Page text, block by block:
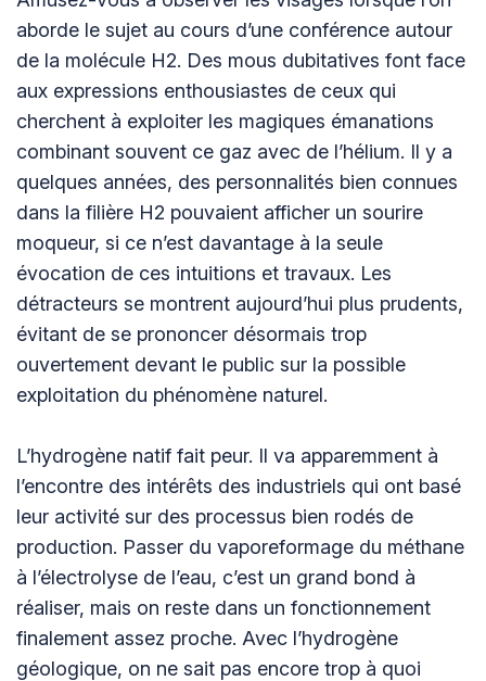
aborde le sujet au cours d’une conférence autour
de la molécule H2. Des mous dubitatives font face
aux expressions enthousiastes de ceux qui
cherchent à exploiter les magiques émanations
combinant souvent ce gaz avec de l’hélium. Il y a
quelques années, des personnalités bien connues
dans la filière H2 pouvaient afficher un sourire
moqueur, si ce n’est davantage à la seule
évocation de ces intuitions et travaux. Les
détracteurs se montrent aujourd’hui plus prudents,
évitant de se prononcer désormais trop
ouvertement devant le public sur la possible
exploitation du phénomène naturel.
L’hydrogène natif fait peur. Il va apparemment à
l’encontre des intérêts des industriels qui ont basé
leur activité sur des processus bien rodés de
production. Passer du vaporeformage du méthane
à l’électrolyse de l’eau, c’est un grand bond à
réaliser, mais on reste dans un fonctionnement
finalement assez proche. Avec l’hydrogène
géologique, on ne sait pas encore trop à quoi